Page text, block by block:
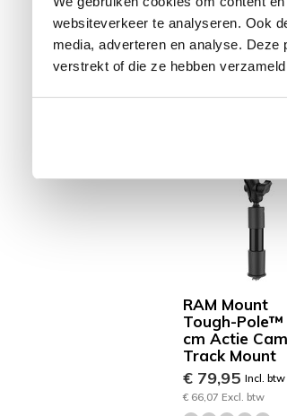
websiteverkeer te analyseren. Ook
media, adverteren en analyse.
verstrekt of die ze hebben
RAM Mount
Tough-Pole™
cm Actie
Track Mount
€ 79,95 Incl. btw
€ 66,07 Excl. btw